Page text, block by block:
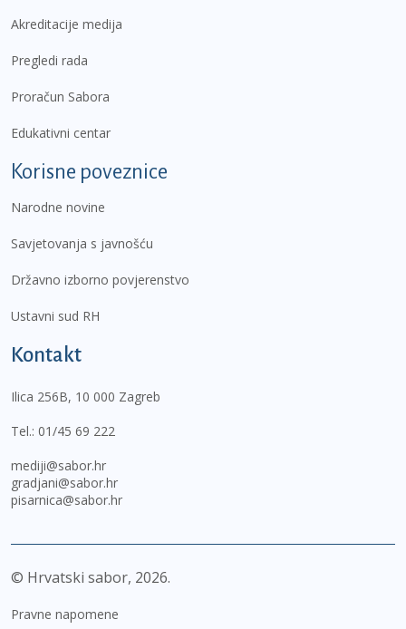
Akreditacije medija
Pregledi rada
Proračun Sabora
Edukativni centar
Korisne poveznice
Narodne novine
Savjetovanja s javnošću
Državno izborno povjerenstvo
Ustavni sud RH
Kontakt
Ilica 256B, 10 000 Zagreb
Tel.: 01/45 69 222
mediji@sabor.hr
gradjani@sabor.hr
pisarnica@sabor.hr
© Hrvatski sabor, 2026
Pravne napomene